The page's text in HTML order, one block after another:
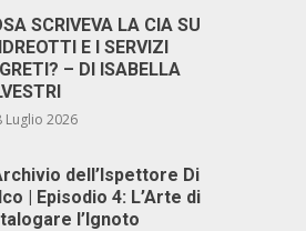
SCRIVEVA LA CIA SU
E I SERVIZI
– DI ISABELLA
Luglio 2026
dell’Ispettore Di
| Episodio 4: L’Arte di
l’Ignoto